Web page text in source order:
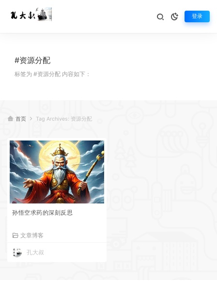
登录
#资源分配
标签为 #资源分配 内容如下：
首页 Tag Archives: 资源分配
孙悟空求药的深刻反思
文章博客
孔大叔